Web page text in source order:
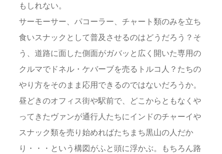
もしれない。
サーモーサー、パコーラー、チャート類のみを立ち
食いスナックとして普及させるのはどうだろう？そ
う、道路に面した側面がガバッと広く開いた専用の
クルマでドネル・ケバーブを売るトルコ人？たちの
やり方をそのまま応用できるのではないだろうか。
昼どきのオフィス街や駅前で、どこからともなくや
ってきたヴァンが通行人たちにインドのチャーイや
スナック類を売り始めればたちまち黒山の人だか
り・・・という構図がふと頭に浮かぶ。もちろん路